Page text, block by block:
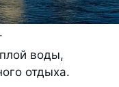
воды,
отдыха.